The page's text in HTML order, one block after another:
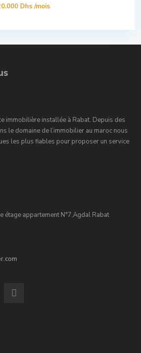
Dhs/mois
immobilière installée à Rabat. Depuis des
le domaine de l’immobilier au maroc nous
les plus fiables pour proposer un service
étage appartement N°7,Agdal Rabat